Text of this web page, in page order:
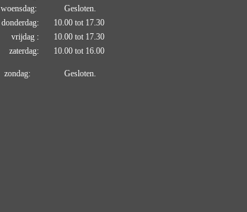
woensdag: Gesloten.
donderdag: 10.00 tot 17.30
vrijdag : 10.00 tot 17.30
zaterdag: 10.00 tot 16.00
zondag: Gesloten.